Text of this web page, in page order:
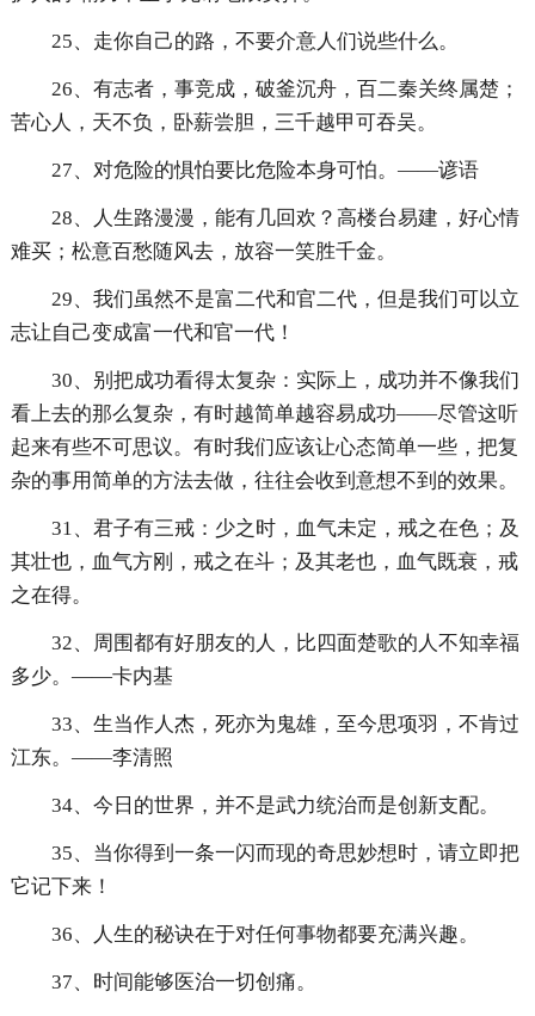
25、走你自己的路，不要介意人们说些什么。
26、有志者，事竞成，破釜沉舟，百二秦关终属楚；
苦心人，天不负，卧薪尝胆，三千越甲可吞吴。
27、对危险的惧怕要比危险本身可怕。——谚语
28、人生路漫漫，能有几回欢？高楼台易建，好心情
难买；松意百愁随风去，放容一笑胜千金。
29、我们虽然不是富二代和官二代，但是我们可以立
志让自己变成富一代和官一代！
30、别把成功看得太复杂：实际上，成功并不像我们
看上去的那么复杂，有时越简单越容易成功——尽管这听
起来有些不可思议。有时我们应该让心态简单一些，把复
杂的事用简单的方法去做，往往会收到意想不到的效果。
31、君子有三戒：少之时，血气未定，戒之在色；及
其壮也，血气方刚，戒之在斗；及其老也，血气既衰，戒
之在得。
32、周围都有好朋友的人，比四面楚歌的人不知幸福
多少。——卡内基
33、生当作人杰，死亦为鬼雄，至今思项羽，不肯过
江东。——李清照
34、今日的世界，并不是武力统治而是创新支配。
35、当你得到一条一闪而现的奇思妙想时，请立即把
它记下来！
36、人生的秘诀在于对任何事物都要充满兴趣。
37、时间能够医治一切创痛。